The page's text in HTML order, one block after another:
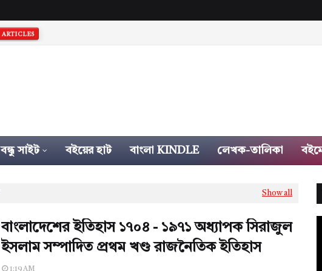
ARTICLES
বন্ধু সাইট বইয়ের হাট বাংলা KINDLE লেখক-তালিকা
Show all
বাংলাদেশের ইতিহাস ১৭০৪ - ১৯৭১ অধ্যাপক সিরাজুল
ইসলাম সম্পাদিত প্রথম খণ্ড রাজনৈতিক ইতিহাস
1:19 AM